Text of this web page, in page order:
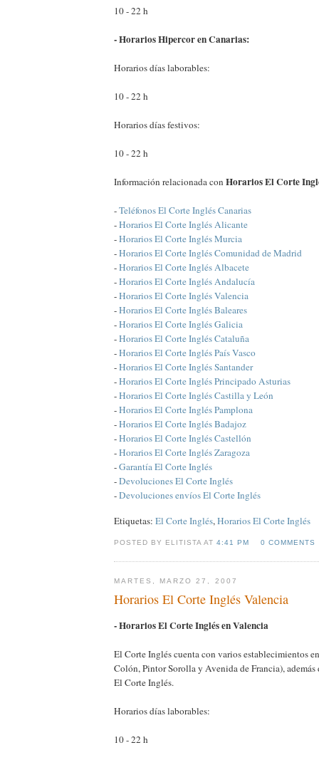
10 - 22 h
- Horarios Hipercor en Canarias:
Horarios días laborables:
10 - 22 h
Horarios días festivos:
10 - 22 h
Información relacionada con Horarios El Corte
-Teléfonos El Corte Inglés Canarias
-Horarios El Corte Inglés Alicante
-Horarios El Corte Inglés Murcia
-Horarios El Corte Inglés Comunidad de Madrid
-Horarios El Corte Inglés Albacete
-Horarios El Corte Inglés Andalucía
-Horarios El Corte Inglés Valencia
-Horarios El Corte Inglés Baleares
-Horarios El Corte Inglés Galicia
-Horarios El Corte Inglés Cataluña
-Horarios El Corte Inglés País Vasco
-Horarios El Corte Inglés Santander
-Horarios El Corte Inglés Principado Asturias
-Horarios El Corte Inglés Castilla y León
-Horarios El Corte Inglés Pamplona
-Horarios El Corte Inglés Badajoz
-Horarios El Corte Inglés Castellón
-Horarios El Corte Inglés Zaragoza
-Garantía El Corte Inglés
-Devoluciones El Corte Inglés
-Devoluciones envíos El Corte Inglés
Etiquetas: El Corte Inglés,Horarios El Corte Inglés
POSTED BY ELITISTA AT4:41 PM 0 COMMENTS
MARTES, MARZO 27, 2007
Horarios El Corte Inglés Valencia
- Horarios El Corte Inglés en Valencia
El Corte Inglés cuenta con varios establecimientos
Colón, Pintor Sorolla y Avenida de Francia),
El Corte Inglés.
Horarios días laborables:
10 - 22 h